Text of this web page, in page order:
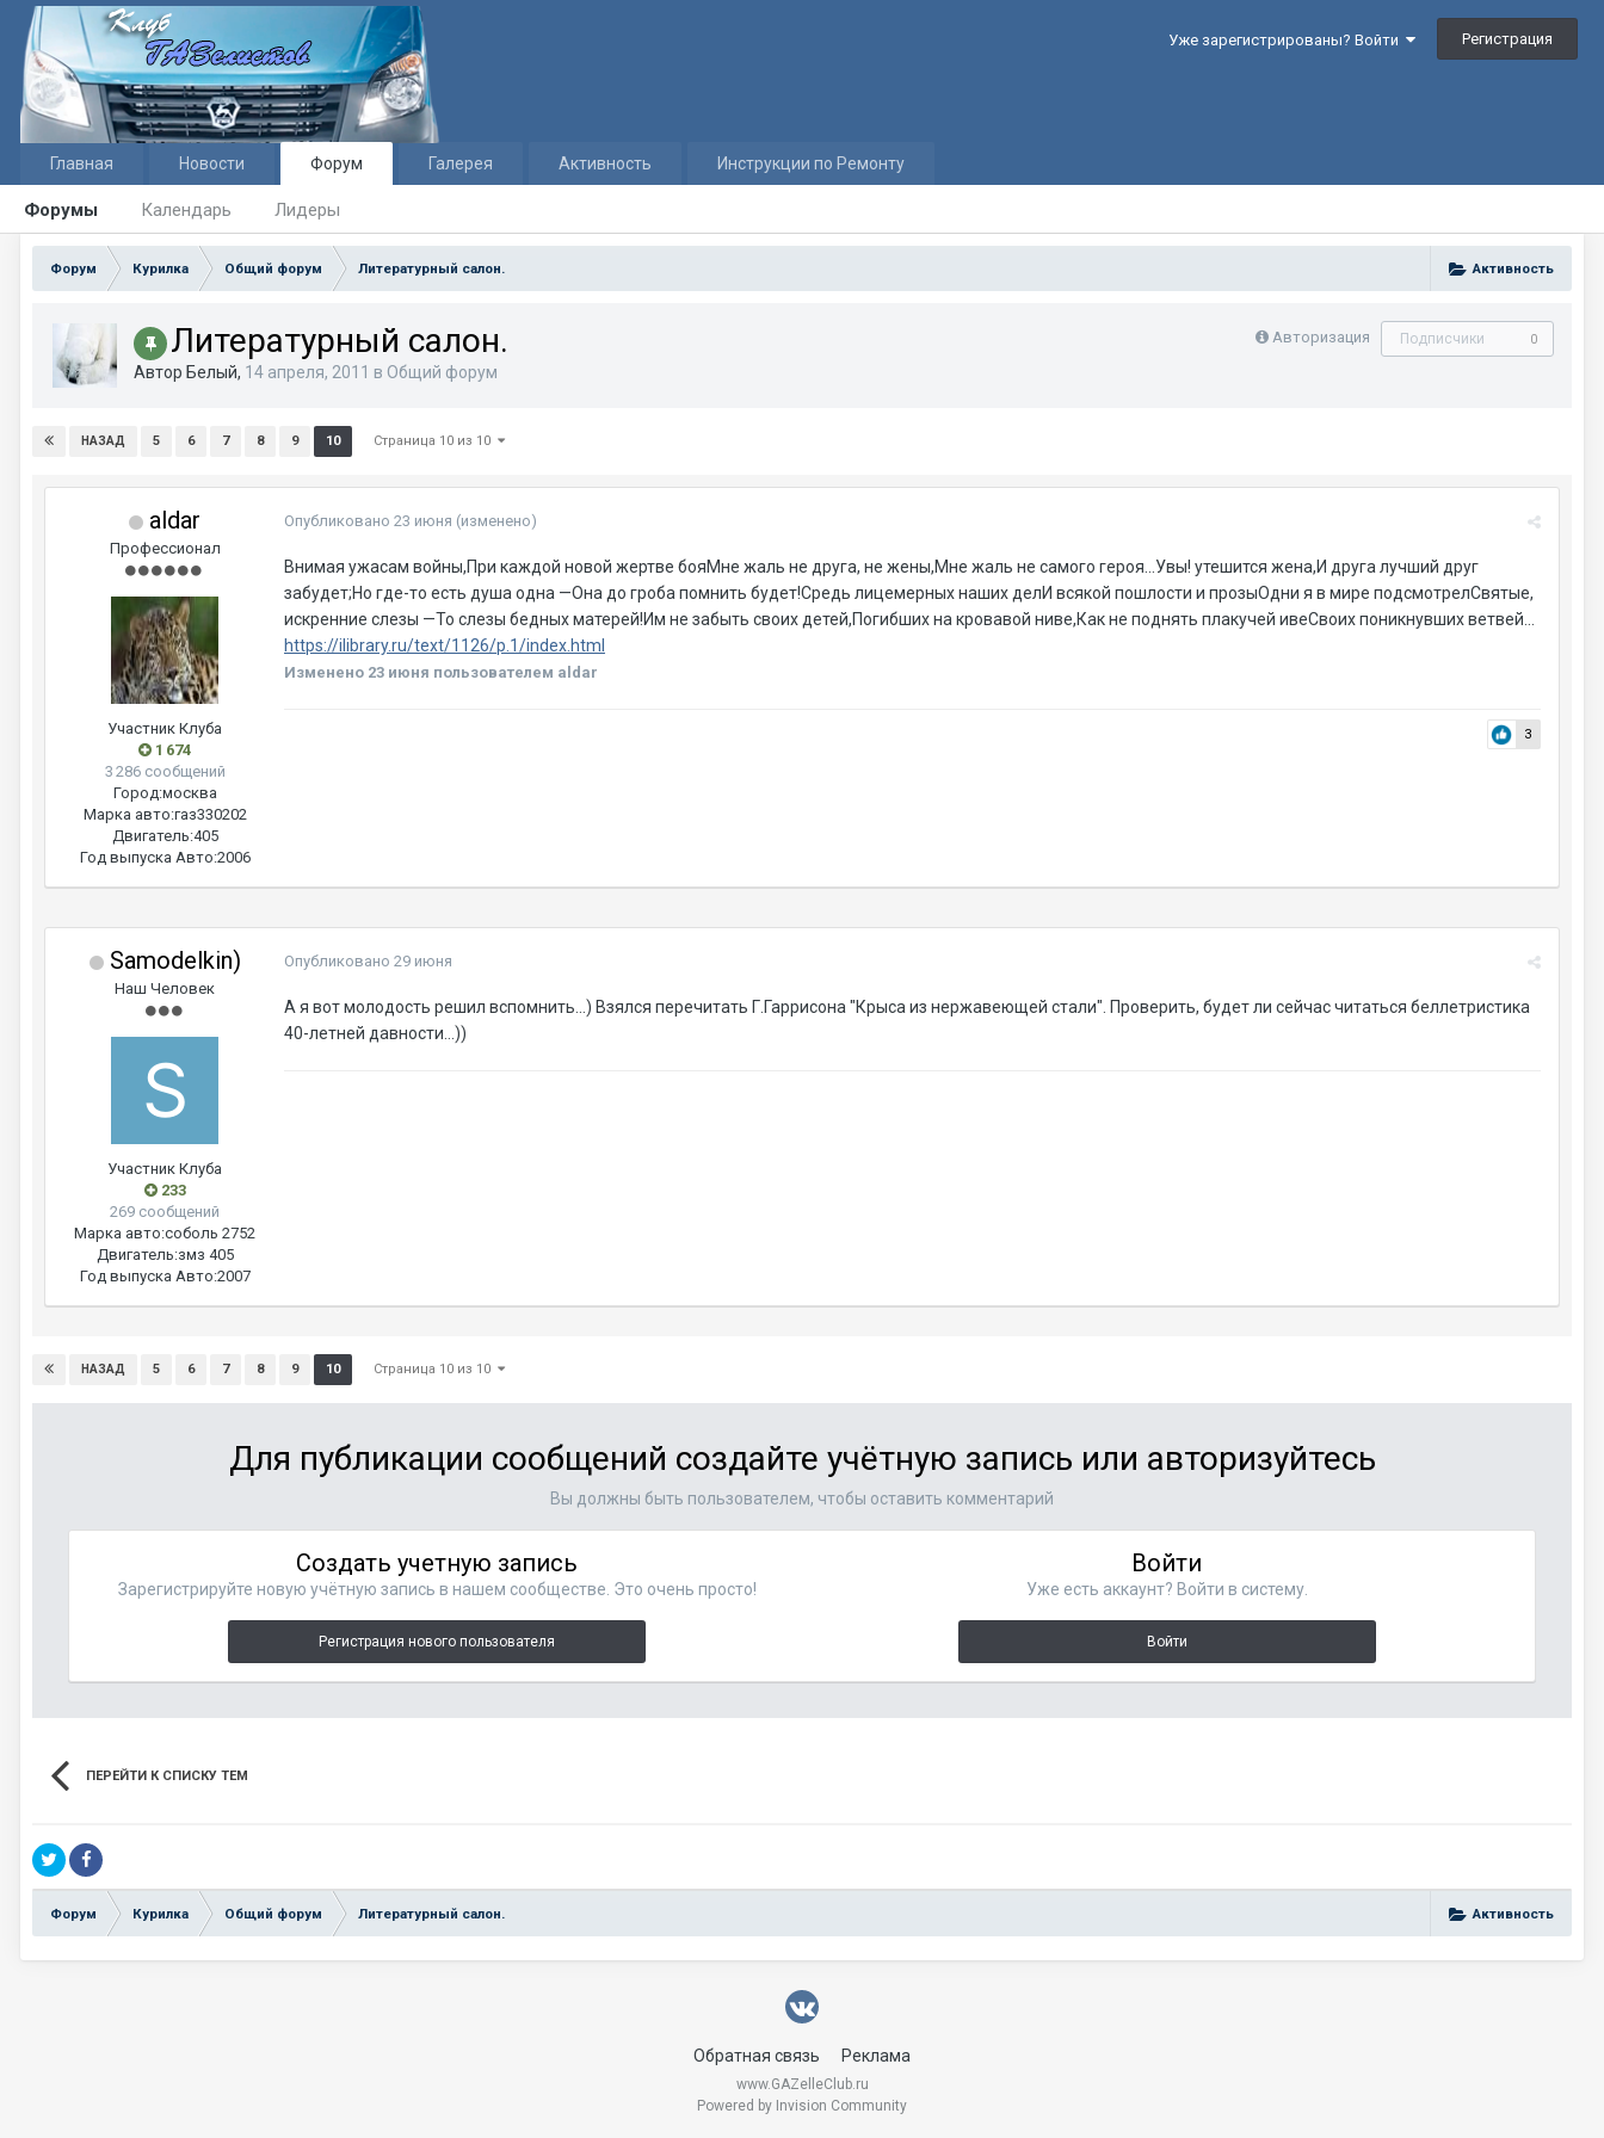
Уже зарегистрированы? Войти Регистрация
Главная Новости Форум
Форумы Календарь Лидеры
Галерея Активность Инструкции по Ремонту
Активность
Форум Курилка Общий форум Литературный салон.
Авторизация Подписчики 0
Литературный салон.
Автор Белый, 14 апреля, 2011 в Общий форум
НАЗАД 5 6 7 8 9 10 Страница 10 из 10
aldar
Профессионал
Участник Клуба
1 674
3 286 сообщений
Город:москва
Марка авто:газ330202
Двигатель:405
Год выпуска Авто:2006
Опубликовано 23 июня (изменено)
Внимая ужасам войны,При каждой новой жертве бояМне жаль не друга, не жены,Мне жаль не самого героя...Увы! утешится жена,И друга лучший друг
забудет;Но где-то есть душа одна —Она до гроба помнить будет!Средь лицемерных наших делИ всякой пошлости и прозыОдни я в мире подсмотрелСвятые,
искренние слезы —То слезы бедных матерей!Им не забыть своих детей,Погибших на кровавой ниве,Как не поднять плакучей ивеСвоих поникнувших ветвей...
https://ilibrary.ru/text/1126/p.1/index.html
Изменено 23 июня пользователем aldar
3
Samodelkin)
Наш Человек
Участник Клуба
233
269 сообщений
Марка авто:соболь 2752
Двигатель:змз 405
Год выпуска Авто:2007
Опубликовано 29 июня
А я вот молодость решил вспомнить...) Взялся перечитать Г.Гаррисона "Крыса из нержавеющей стали". Проверить, будет ли сейчас читаться беллетристика
40-летней давности...))
НАЗАД 5 6 7 8 9 10 Страница 10 из 10
Для публикации сообщений создайте учётную запись или авторизуйтесь
Вы должны быть пользователем, чтобы оставить комментарий
Создать учетную запись
Зарегистрируйте новую учётную запись в нашем сообществе. Это очень просто!
Регистрация нового пользователя
Войти
Уже есть аккаунт? Войти в систему.
Войти
ПЕРЕЙТИ К СПИСКУ ТЕМ
Активность
Форум Курилка Общий форум Литературный салон.
Обратная связь Реклама
www.GAZelleClub.ru
Powered by Invision Community